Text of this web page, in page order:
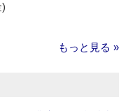
もっと見る »